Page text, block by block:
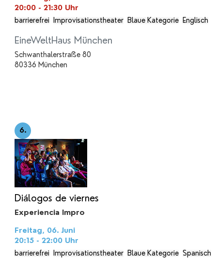
20:00 - 21:30 Uhr
barrierefrei
Improvisationstheater Blaue Kategorie Englisch
EineWeltHaus München
Schwanthalerstraße 80
80336 München
6.
Diálogos de viernes
Experiencia Impro
Freitag, 06. Juni
20:15 - 22:00 Uhr
barrierefrei
Improvisationstheater Blaue Kategorie Spanisch